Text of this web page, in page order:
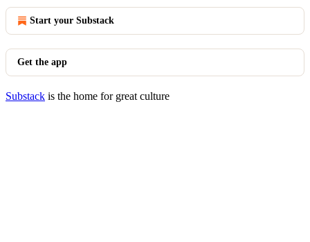
Start your Substack
Get the app
Substack is the home for great culture